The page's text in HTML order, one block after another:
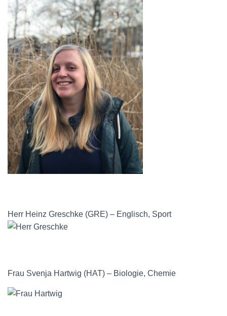
Herr Heinz Greschke (GRE) – Englisch, Sport
Frau Svenja Hartwig (HAT) – Biologie, Chemie